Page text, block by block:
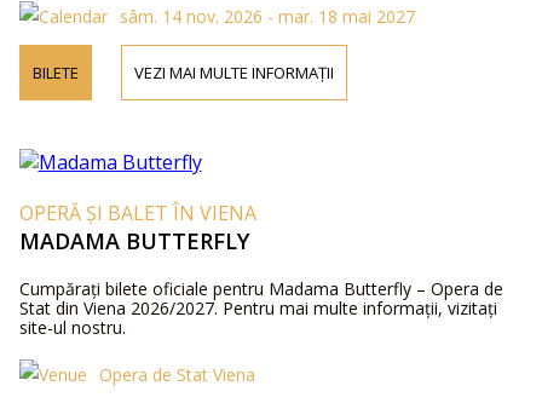
sâm. 14 nov. 2026 - mar. 18 mai 2027
BILETE VEZI MAI MULTE INFORMAȚII
OPERĂ ȘI BALET ÎN VIENA
MADAMA BUTTERFLY
Cumpărați bilete oficiale pentru Madama Butterfly – Opera de
Stat din Viena 2026/2027. Pentru mai multe informații, vizitați
site-ul nostru.
Opera de Stat Viena